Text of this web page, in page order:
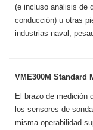
(e incluso análisis de
conducción) u otras
industrias naval,
VME300M Standard
El brazo de medición
los sensores de
misma operabilidad